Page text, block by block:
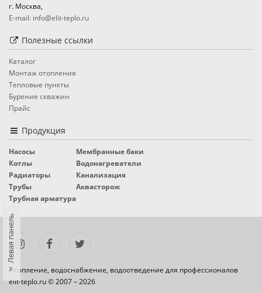
г. Москва,
E-mail: info@elit-teplo.ru
Полезные ссылки
Каталог
Монтаж отопления
Тепловые пункты
Бурение скважин
Прайс
Продукция
Насосы
Мембранные баки
Котлы
Водонагреватели
Радиаторы
Канализация
Трубы
Аквасторож
Трубная арматура
Отопление, водоснабжение, водоотведение для профессионалов
elit-teplo.ru © 2007 – 2026
Левая панель